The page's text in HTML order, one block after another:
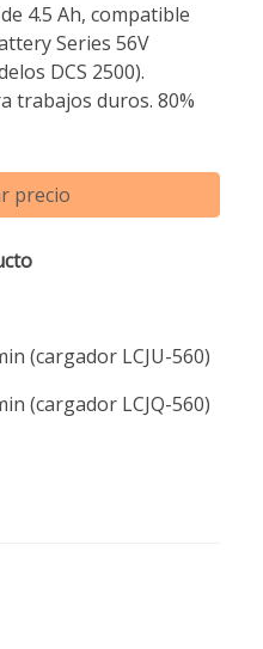
4.5 Ah, compatible
Series 56V
DCS 2500).
trabajos duros. 80%
precio
(cargador LCJU-560)
(cargador LCJQ-560)